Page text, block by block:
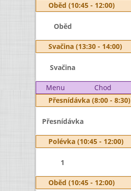
Oběd (10:45 - 12:00)
Oběd
Svačina (13:30 - 14:00)
Svačina
Menu Chod
Přesnídávka (8:00 - 8:30)
Přesnídávka
Polévka (10:45 - 12:00)
1
Oběd (10:45 - 12:00)